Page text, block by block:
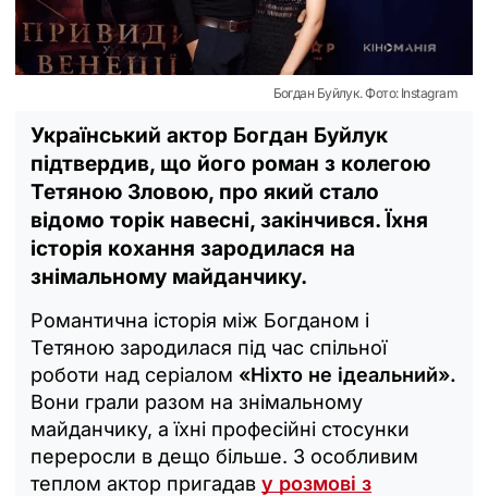
Богдан Буйлук. Фото: Instagram
Український актор Богдан Буйлук
підтвердив, що його роман з колегою
Тетяною Зловою, про який стало
відомо торік навесні, закінчився. Їхня
історія кохання зародилася на
знімальному майданчику.
Романтична історія між Богданом і
Тетяною зародилася під час спільної
роботи над серіалом «Ніхто не ідеальний».
Вони грали разом на знімальному
майданчику, а їхні професійні стосунки
переросли в дещо більше. З особливим
теплом актор пригадав у розмові з